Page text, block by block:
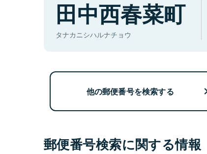
田中西春菜町
タナカニシハルナチョウ
他の郵便番号を検索する
郵便番号検索に関する情報